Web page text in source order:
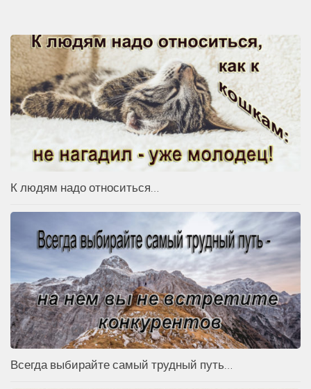
К людям надо относиться…
Всегда выбирайте самый трудный путь…